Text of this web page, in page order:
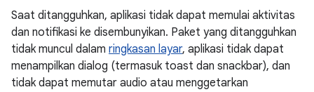
Saat ditangguhkan, aplikasi tidak dapat memulai aktivitas
dan notifikasi ke disembunyikan. Paket yang ditangguhkan
tidak muncul dalam ringkasan layar, aplikasi tidak dapat
menampilkan dialog (termasuk toast dan snackbar), dan
tidak dapat memutar audio atau menggetarkan